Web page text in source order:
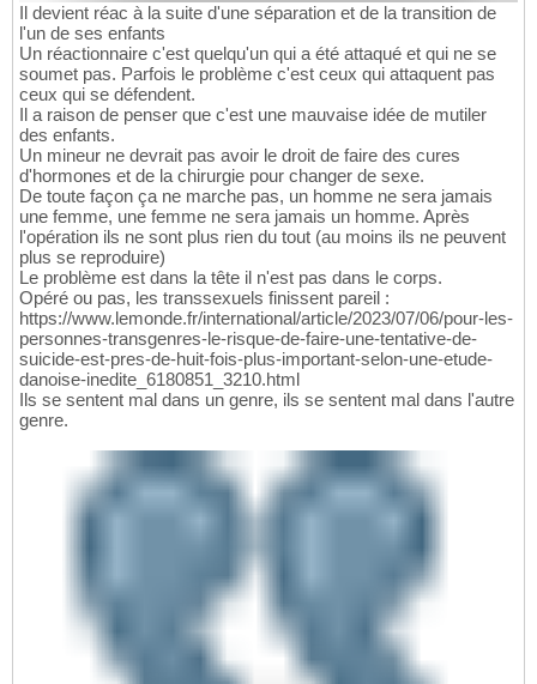
Il devient réac à la suite d'une séparation et de la transition de
l'un de ses enfants
Un réactionnaire c'est quelqu'un qui a été attaqué et qui ne se
soumet pas. Parfois le problème c'est ceux qui attaquent pas
ceux qui se défendent.
Il a raison de penser que c'est une mauvaise idée de mutiler
des enfants.
Un mineur ne devrait pas avoir le droit de faire des cures
d'hormones et de la chirurgie pour changer de sexe.
De toute façon ça ne marche pas, un homme ne sera jamais
une femme, une femme ne sera jamais un homme. Après
l'opération ils ne sont plus rien du tout (au moins ils ne peuvent
plus se reproduire)
Le problème est dans la tête il n'est pas dans le corps.
Opéré ou pas, les transsexuels finissent pareil :
https://www.lemonde.fr/international/article/2023/07/06/pour-les-
personnes-transgenres-le-risque-de-faire-une-tentative-de-
suicide-est-pres-de-huit-fois-plus-important-selon-une-etude-
danoise-inedite_6180851_3210.html
Ils se sentent mal dans un genre, ils se sentent mal dans l'autre
genre.